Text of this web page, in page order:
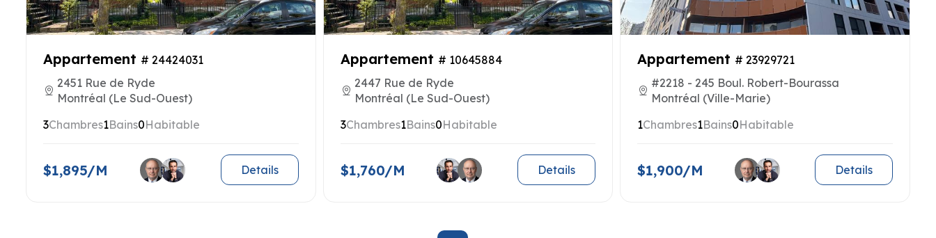
Appartement # 24424031
2451 Rue de Ryde
Montréal (Le Sud-Ouest)
3Chambres1Bains0Habitable
$1,895/M Details
Appartement # 10645884
2447 Rue de Ryde
Montréal (Le Sud-Ouest)
3Chambres1Bains0Habitable
$1,760/M Details
Appartement # 23929721
#2218 - 245 Boul. Robert-Bourassa
Montréal (Ville-Marie)
1Chambres1Bains0Habitable
$1,900/M Details